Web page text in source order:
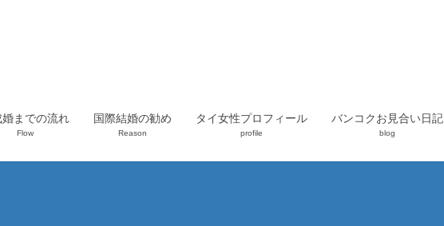
婚までの流れ
Flow
国際結婚の勧め
Reason
タイ女性プロフィール
profile
バンコクお見合い日記
blog